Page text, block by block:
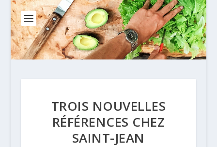
TROIS NOUVELLES
RÉFÉRENCES CHEZ
SAINT-JEAN